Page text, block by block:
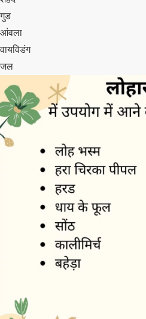
गुड
आंवला
वायविडंग
जल